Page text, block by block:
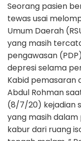
Seorang pasien
tewas usai
Umum Daerah
yang masih
pengawasan
depresi selama
Kabid pemasaran
Abdul Rohman
(8/7/20) kejadian
yang masih
kabur dari ruang